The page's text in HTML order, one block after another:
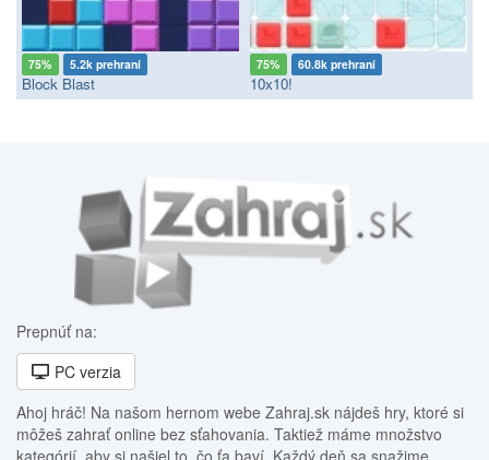
75% 5.2k prehraní
Block Blast
75% 60.8k prehraní
10x10!
Prepnúť na:
PC verzia
Ahoj hráč! Na našom hernom webe Zahraj.sk nájdeš hry, ktoré si
môžeš zahrať online bez sťahovania. Taktiež máme množstvo
kategórií, aby si našiel to, čo ťa baví. Každý deň sa snažime